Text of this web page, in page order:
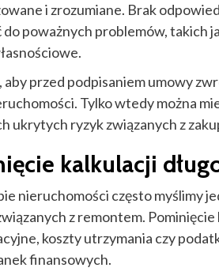
i zrozumiane. Brak
do poważnych problemów, takich
aby przed podpisaniem umowy
Tylko wtedy można
ukrytych ryzyk związanych z
kalkulacji
nieruchomości często myślimy
z remontem.
koszty utrzymania czy
finansowych.